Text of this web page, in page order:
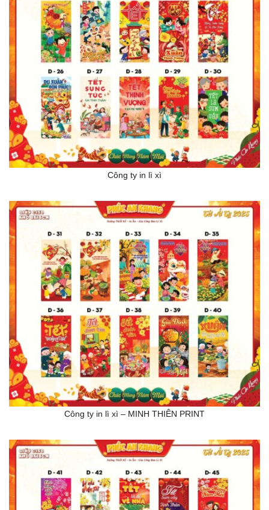
Công ty in lì xì
Công ty in lì xì – MINH THIÊN PRINT